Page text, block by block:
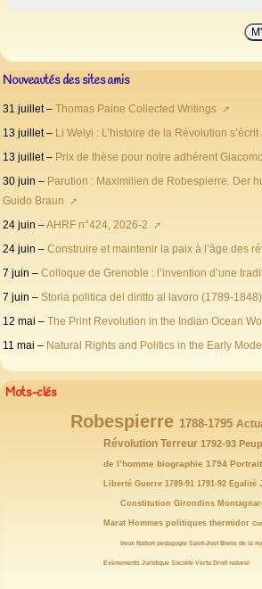
Nouveautés des sites amis
31 juillet – Thomas Paine Collected Writings
13 juillet – Li Weiyi : L’histoire de la Révolution
13 juillet – Prix de thèse pour notre adhérent
30 juin – Parution : Maximilien de Robespierre. Der
Guido Braun
24 juin –AHRF n°424, 2026-2
24 juin – Construire et maintenir la paix à l’âge des
7 juin – Colloque de Grenoble : l’invention d’une
7 juin – Storia politica del diritto al lavoro (1789-1848)
12 mai – The Print Revolution in the Indian Ocean
11 mai – Natural Rights and Politics in the Early
Mots-clés
Robespierre 1788-1795
72/14665/146
RévolutionTerreur1792-93
47/146
43/146
de l’homme biographie1794
32/14631/146
29/146
LibertéGuerre1789-911791-92
21/146 Egalité
21/146
21/146
Constitution Girondins
18/14618/146
18/146
Marat Hommes politiquesthermidor
14/14614/146
13/146
lieux Nation pedagogie Saint-Just Biens de la
11/146
10/146
EvènementsJuridiqueSociété
10/146 Vertu
9/146 Droit naturel
8/146